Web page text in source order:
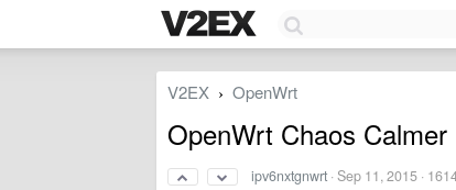
V2EX › OpenWrt
OpenWrt Chaos Calmer
ipv6nxtgnwrt ·Sep 11, 2015 ·